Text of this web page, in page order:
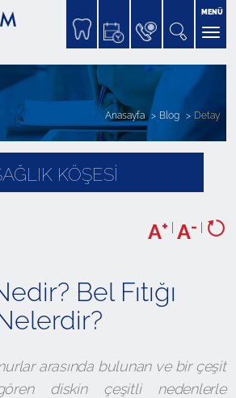
MENÜ
KÖŞESİ
Anasayfa Blog Detay
A+ | A- |
Bel Fıtığı
arasında bulunan ve bir çeşit
diskin çeşitli nedenlerle